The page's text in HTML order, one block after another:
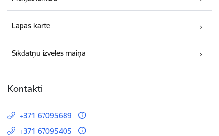
Lapas karte
Sīkdatņu izvēles maiņa
Kontakti
+371 67095689
+371 67095405